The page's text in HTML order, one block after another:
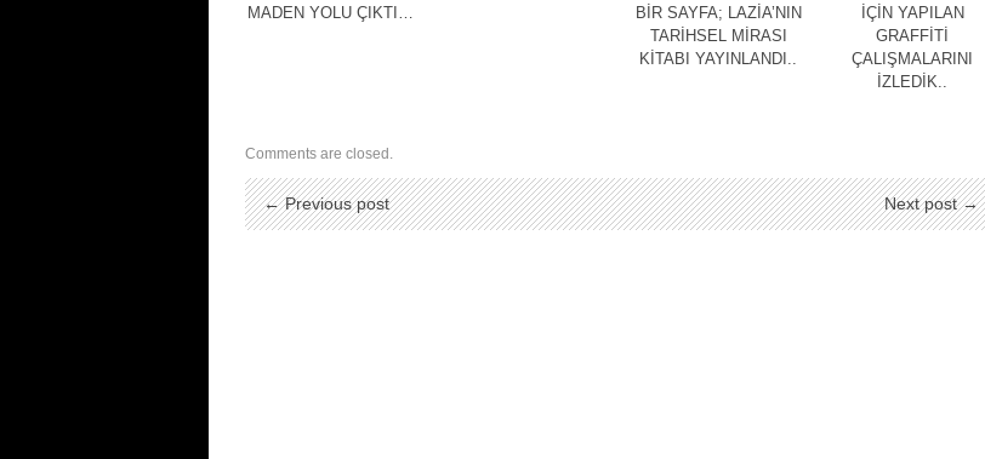
MADEN YOLU ÇIKTI…
BİR SAYFA; LAZİA’NIN
TARİHSEL MİRASI
KİTABI YAYINLANDI..
İÇİN YAPILAN
GRAFFİTİ
ÇALIŞMALARINI
İZLEDİK..
Comments are closed.
← Previous post Next post →